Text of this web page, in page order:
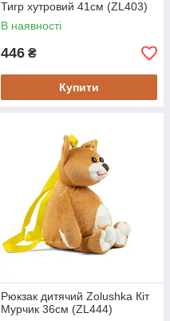
Тигр хутровий 41см (ZL403)
В наявності
446 ₴
Купити
Рюкзак дитячий Zolushka Кіт
Мурчик 36см (ZL444)